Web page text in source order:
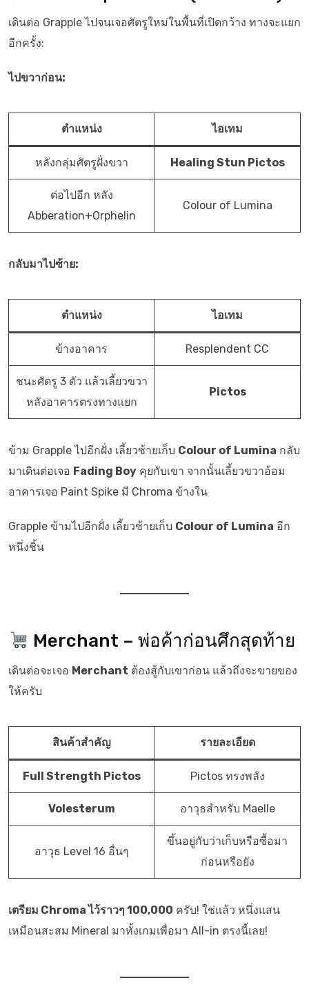
เดินต่อ Grapple ไปจนเจอศัตรูใหม่ในพื้นที่เปิดกว้าง ทางจะแยก
อีกครั้ง:
ไปขวาก่อน:
ตำแหน่ง ไอเทม
หลังกลุ่มศัตรูฝั่งขวา Healing Stun Pictos
ต่อไปอีก หลัง
Abberation+Orphelin
Colour of Lumina
กลับมาไปซ้าย:
ตำแหน่ง ไอเทม
ข้างอาคาร Resplendent CC
ชนะศัตรู 3 ตัว แล้วเลี้ยวขวา
หลังอาคารตรงทางแยก
Pictos
ข้าม Grapple ไปอีกฝั่ง เลี้ยวซ้ายเก็บ Colour of Lumina กลับ
มาเดินต่อเจอ Fading Boy คุยกับเขา จากนั้นเลี้ยวขวาอ้อม
อาคารเจอ Paint Spike มี Chroma ข้างใน
Grapple ข้ามไปอีกฝั่ง เลี้ยวซ้ายเก็บ Colour of Lumina อีก
หนึ่งชิ้น
Merchant – พ่อค้าก่อนศึกสุดท้าย
เดินต่อจะเจอ Merchant ต้องสู้กับเขาก่อน แล้วถึงจะขายของ
ให้ครับ
สินค้าสำคัญ รายละเอียด
Full Strength Pictos Pictos ทรงพลัง
Volesterum อาวุธสำหรับ Maelle
อาวุธ Level 16 อื่นๆ
ขึ้นอยู่กับว่าเก็บหรือซื้อมา
ก่อนหรือยัง
เตรียม Chroma ไว้ราวๆ 100,000 ครับ! ใช่แล้ว หนึ่งแสน
เหมือนสะสม Mineral มาทั้งเกมเพื่อมา All-in ตรงนี้เลย!